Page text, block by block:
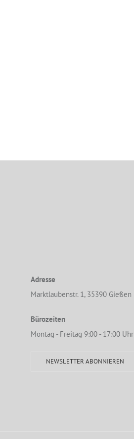
Adresse
Marktlaubenstr. 1, 35390 Gießen
Bürozeiten
Montag - Freitag 9:00 - 17:00 Uhr
NEWSLETTER ABONNIEREN